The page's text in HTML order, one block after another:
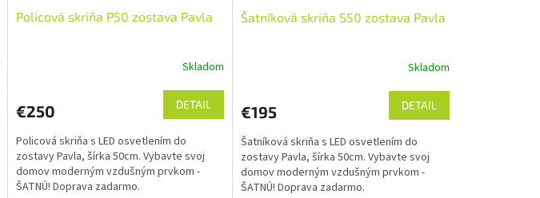
Policová skriňa P50 zostava Pavla
Skladom
€250 DETAIL
Policová skriňa s LED osvetlením do
zostavy Pavla, šírka 50cm. Vybavte svoj
domov moderným vzdušným prvkom -
ŠATNÚ! Doprava zadarmo.
Šatníková skriňa S50 zostava Pavla
Skladom
€195 DETAIL
Šatníková skriňa s LED osvetlením do
zostavy Pavla, šírka 50cm. Vybavte svoj
domov moderným vzdušným prvkom -
ŠATNÚ! Doprava zadarmo.